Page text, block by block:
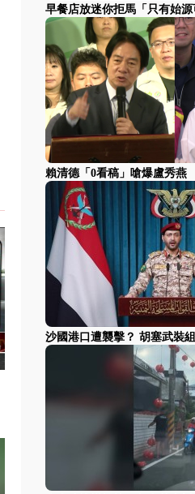
早餐店放迷你拒馬「只有始源
賴清德「0看稿」嗆爆盧秀燕
沙國港口遭襲擊？ 胡塞武裝